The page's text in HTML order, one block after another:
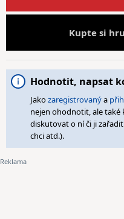
Kupte si
Hodnotit, napsat
Jakozaregistrovanýa
nejen ohodnotit, ale také
diskutovat o ní či ji
chci atd.).